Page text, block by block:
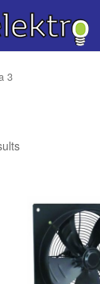
3